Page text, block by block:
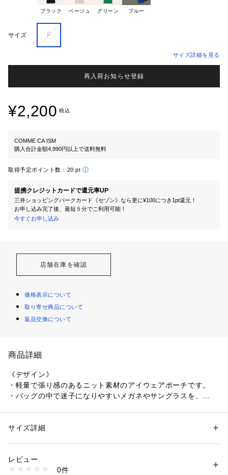
ブラック ベージュ グリーン ブルー
サイズ F
サイズ詳細を見る
再入荷お知らせ登録
¥2,200 税込
COMME CA ISM
購入合計金額4,990円以上で送料無料
取得予定ポイント数： 20 pt
提携クレジットカードで還元率UP
三井ショッピングパークカード《セゾン》なら更に¥100につき1pt還元！
お申し込み完了後、最短５分でご利用可能！
今すぐお申し込み
店舗在庫を確認
価格表示について
取り寄せ商品について
返品交換について
商品詳細
《デザイン》
・軽量で張り感のあるニット素材のアイウェアポーチです。
・バッグの中で迷子になりやすいメガネやサングラスを、
への付け替えも簡単です。
す。
性別：レディース
素材：本体:ポリエステルス トラップ部分:ポリエステル
商品番号：
95-40AO01-206 （ショップ）
サイズ詳細
レビュー
0件